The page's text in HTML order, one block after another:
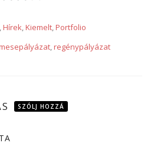
,Hírek,Kiemelt,Portfolio
,regénypályázat
SZÓLJ HOZZÁ